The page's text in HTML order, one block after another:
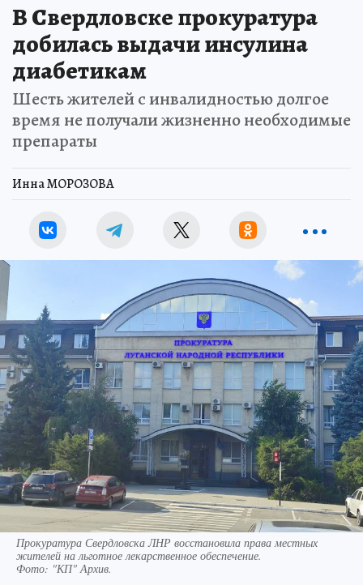
В Свердловске прокуратура
добилась выдачи инсулина
диабетикам
Шесть жителей с инвалидностью долгое
время не получали жизненно необходимые
препараты
Инна МОРОЗОВА
Прокуратура Свердловска ЛНР восстановила права местных
жителей на льготное лекарственное обеспечение.
Фото: "КП" Архив.